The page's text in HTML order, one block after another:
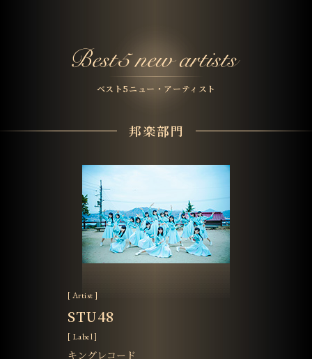
ベスト5ニュー・アーティスト
邦楽部門
[ Artist ]
STU48
[ Label ]
キングレコード